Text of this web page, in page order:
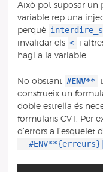
Això pot suposar un
variable rep una
perquè
invalidar els < i
hagi a la variable.
No obstant #ENV**
construeix un
doble estrella és
formularis CVT. Per
d’errors a l’esquelet